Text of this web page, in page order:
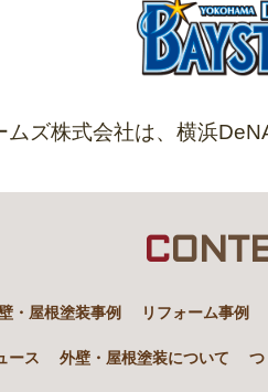
ズ株式会社は、 横浜
C
・屋根塗装事例 リフォーム事例
ース 外壁・屋根塗装について つ